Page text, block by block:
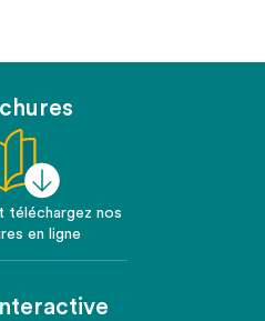
téléchargez nos
en ligne